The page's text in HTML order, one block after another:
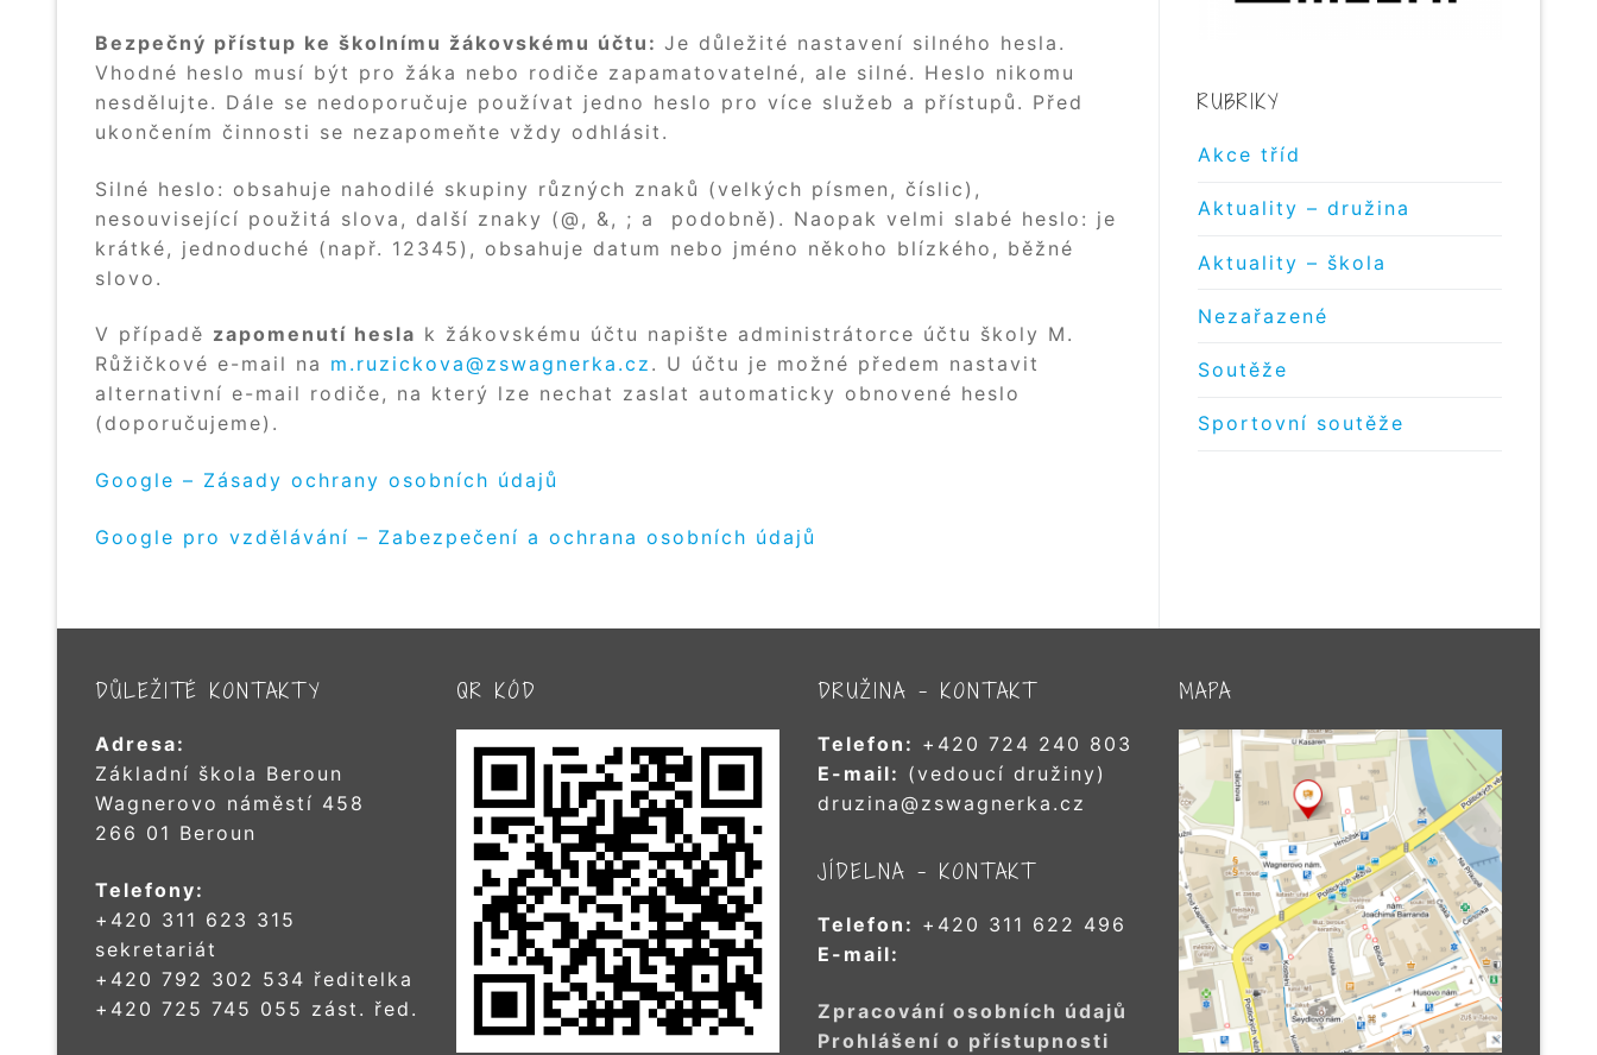
Bezpečný přístup ke školnímu žákovskému účtu: Je důležité nastavení silného hesla.
Vhodné heslo musí být pro žáka nebo rodiče zapamatovatelné, ale silné. Heslo nikomu
nesdělujte. Dále se nedoporučuje používat jedno heslo pro více služeb a přístupů. Před
ukončením činnosti se nezapomeňte vždy odhlásit.
Silné heslo: obsahuje nahodilé skupiny různých znaků (velkých písmen, číslic),
nesouvisející použitá slova, další znaky (@, &, ; a podobně). Naopak velmi slabé heslo: je
krátké, jednoduché (např. 12345), obsahuje datum nebo jméno někoho blízkého, běžné
slovo.
V případě zapomenutí hesla k žákovskému účtu napište administrátorce účtu školy M.
Růžičkové e-mail na m.ruzickova@zswagnerka.cz . U účtu je možné předem nastavit
alternativní e-mail rodiče, na který lze nechat zaslat automaticky obnovené heslo
(doporučujeme).
Google – Zásady ochrany osobních údajů
Google pro vzdělávání – Zabezpečení a ochrana osobních údajů
RUBRIKY
Akce tříd
Aktuality – družina
Aktuality – škola
Nezařazené
Soutěže
Sportovní soutěže
DŮLEŽITÉ KONTAKTY
Adresa:
Základní škola Beroun
Wagnerovo náměstí 458
266 01 Beroun
Telefony:
+420 311 623 315
sekretariát
+420 792 302 534 ředitelka
+420 725 745 055 zást. řed.
QR KÓD DRUŽINA – KONTAKT
Telefon: +420 724 240 803
E-mail: (vedoucí družiny)
druzina@zswagnerka.cz
JÍDELNA – KONTAKT
Telefon: +420 311 622 496
E-mail:
Zpracování osobních údajů
Prohlášení o přístupnosti
MAPA